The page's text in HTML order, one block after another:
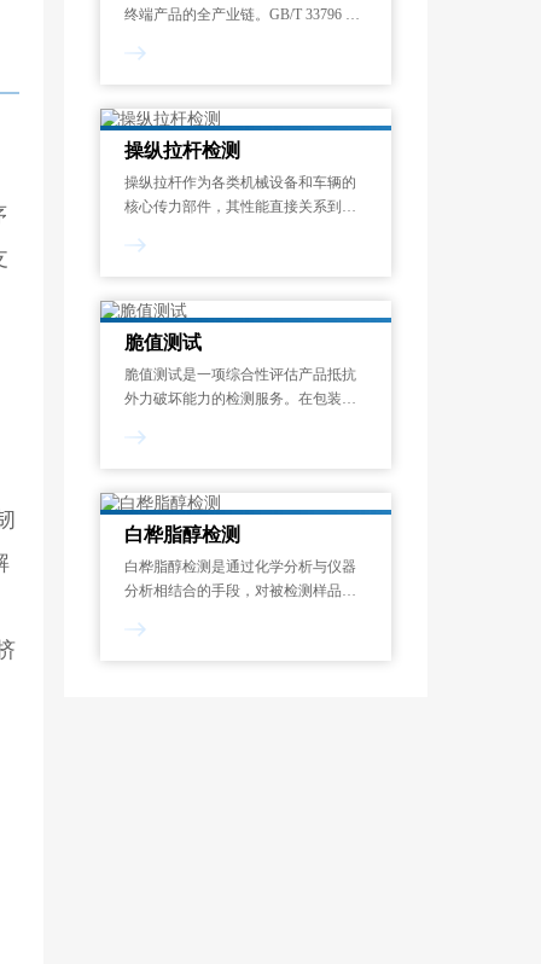
终端产品的全产业链。GB/T 33796 热
以各种天然淀粉为主要原料，通过物
的用于生产塑料材料及制品的热塑性
淀粉。
操纵拉杆检测
操纵拉杆作为各类机械设备和车辆的
核心传力部件，其性能直接关系到整
性。从本文的梳理可以看出，操纵拉
检测项目、检测方法、检测仪器及标
准规范的完整技
脆值测试
脆值测试是一项综合性评估产品抵抗
外力破坏能力的检测服务。在包装工
受振动和冲击时用以表示其强度的定
冲击加速度极限值(单位：g)。
白桦脂醇检测
白桦脂醇检测是通过化学分析与仪器
分析相结合的手段，对被检测样品中
害物质进行全面定性定量评估的过